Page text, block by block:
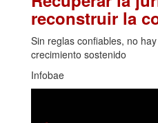
reconstruir la
Sin reglas confiables, no
crecimiento sostenido
Infobae